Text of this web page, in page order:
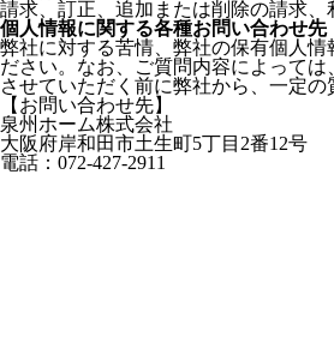
請求、訂正、追加または削除の請求、
個人情報に関する各種お問い合わせ先
弊社に対する苦情、弊社の保有個人
ださい。なお、ご質問内容によって
させていただく前に弊社から、一定の
【お問い合わせ先】
泉州ホーム株式会社
大阪府岸和田市土生町5丁目2番12号
電話：072-427-2911